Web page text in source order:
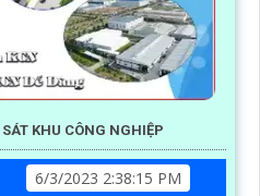
KHU CÔNG NGHIỆP
6/3/2023 2:38:15 PM